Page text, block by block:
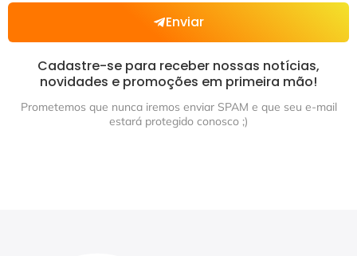
Enviar
Cadastre-se para receber nossas notícias,
novidades e promoções em primeira mão!
Prometemos que nunca iremos enviar SPAM e que seu e-mail
estará protegido conosco ;)